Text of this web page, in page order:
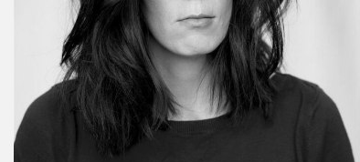
À propos du Salon
Liste des exposant·e·s
Liste des auteur·rice·s